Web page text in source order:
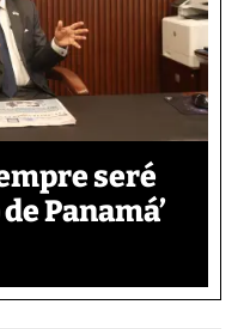
seré
Panamá’